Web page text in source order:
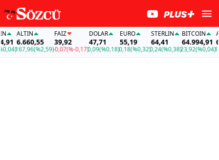
ALTIN
6.660,55
167,96(%2,59)
FAİZ
39,92
-0,07(%-0,17)
DOLAR
47,71
0,09(%0,18)
EURO
55,19
0,18(%0,32)
STERLIN
64,41
0,24(%0,38)
BITCOIN
64.994,91
23,92(%0,04)